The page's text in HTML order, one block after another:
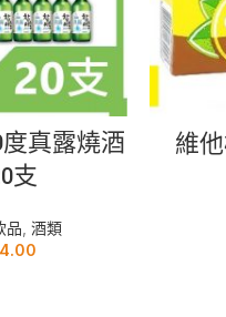
購物車真露燒酒
支
品 酒類
維